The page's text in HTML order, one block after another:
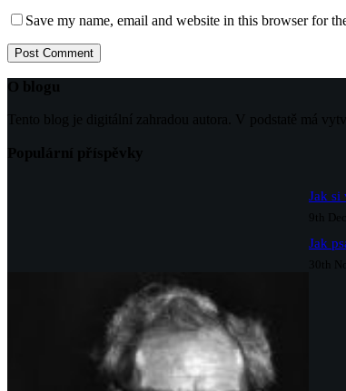
Save my name, email and website in this browser for
Post Comment
O blogu
Tento blog je digitální zahradou autora. V podstatě má
Populární příspěvky
Jak si
9th
Jak
30th